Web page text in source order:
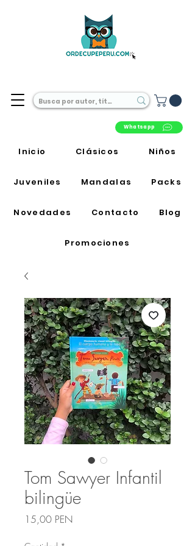
Whatsapp
Inicio Clásicos Niños
Juveniles Mandalas Packs
Novedades Contacto Blog
Promociones
Tom Sawyer Infantil
bilingüe
15,00 PENPrecio